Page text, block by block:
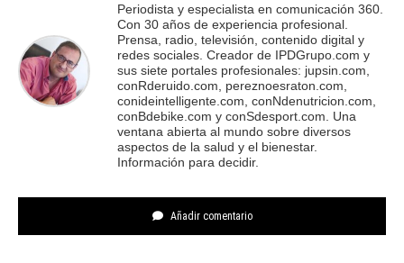
Periodista y especialista en comunicación 360.
Con 30 años de experiencia profesional.
Prensa, radio, televisión, contenido digital y
redes sociales. Creador de IPDGrupo.com y
sus siete portales profesionales: jupsin.com,
conRderuido.com, pereznoesraton.com,
conideintelligente.com, conNdenutricion.com,
conBdebike.com y conSdesport.com. Una
ventana abierta al mundo sobre diversos
aspectos de la salud y el bienestar.
Información para decidir.
Añadir comentario